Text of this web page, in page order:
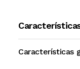
Características